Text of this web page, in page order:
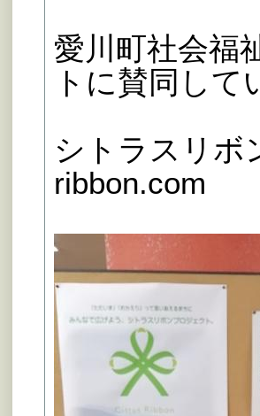
愛川町社会福
トに賛同して
シトラスリ
ribbon.com